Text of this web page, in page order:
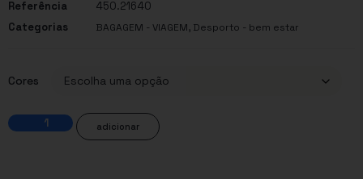
Referência
450.21640
Categorias
BAGAGEM - VIAGEM, Desporto - bem estar
Cores
adicionar